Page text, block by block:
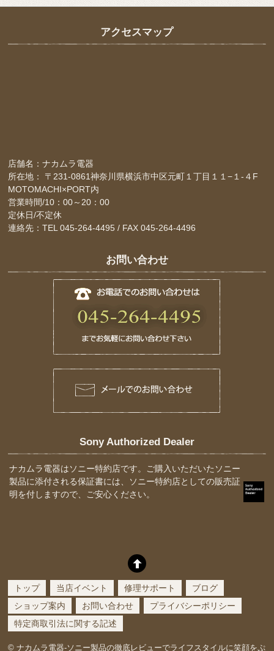
アクセスマップ
店舗名：ナカムラ電器
所在地： 〒231-0861神奈川県横浜市中区元町１丁目１１−１-４F
MOTOMACHI×PORT内
営業時間/10：00～20：00
定休日/不定休
連絡先：TEL 045-264-4495 / FAX 045-264-4496
お問い合わせ
Sony Authorized Dealer
ナカムラ電器はソニー特約店です。ご購入いただいたソニー
製品に添付される保証書には、ソニー特約店としての販売証
明を付しますので、ご安心ください。
トップ 当店イベント 修理サポート
ブログ
ショップ案内
お問い合わせ
プライバシーポリシー
特定商取引法に関する記述
©ナカムラ電器-ソニー製品の徹底レビューでライフスタイルに笑顔をぷ